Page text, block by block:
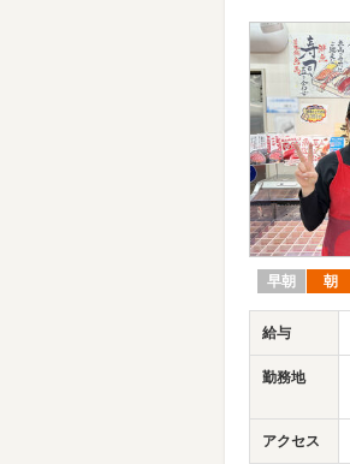
早朝 朝
給与
勤務地
アクセス